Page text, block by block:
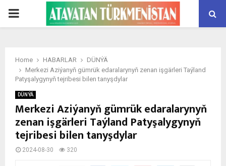
PRIMARY
Home HABARLAR
DÜNÝÄ
Merkezi Aziýanyň gümrük edaralarynyň zenan işgärleri Taýland
Patyşalygynyň tejribesi bilen tanyşdylar
DÜNÝÄ
Merkezi Aziýanyň gümrük edaralarynyň
zenan işgärleri Taýland Patyşalygynyň
tejribesi bilen tanyşdylar
2024-08-30 320